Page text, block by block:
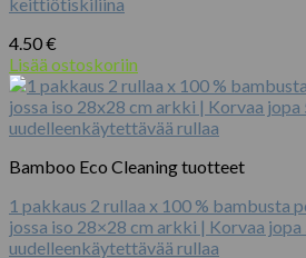
keittiötiskiliina
4.50€
Lisää ostoskoriin
Bamboo Eco Cleaning tuotteet
1 pakkaus 2 rullaa x 100 % bambusta
jossa iso 28×28 cm arkki | Korvaa
uudelleenkäytettävää rullaa